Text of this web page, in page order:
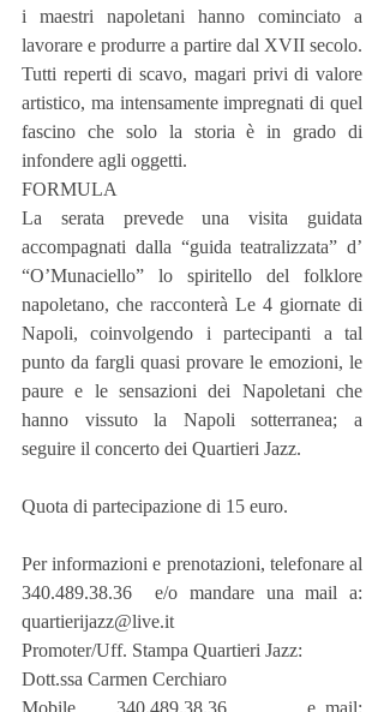
i maestri napoletani hanno cominciato a
lavorare e produrre a partire dal XVII secolo.
Tutti reperti di scavo, magari privi di valore
artistico, ma intensamente impregnati di quel
fascino che solo la storia è in grado di
infondere agli oggetti.
FORMULA
La serata prevede una visita guidata
accompagnati dalla “guida teatralizzata” d’
“O’Munaciello” lo spiritello del folklore
napoletano, che racconterà Le 4 giornate di
Napoli, coinvolgendo i partecipanti a tal
punto da fargli quasi provare le emozioni, le
paure e le sensazioni dei Napoletani che
hanno vissuto la Napoli sotterranea; a
seguire il concerto dei Quartieri Jazz.
Quota di partecipazione di 15 euro.
Per informazioni e prenotazioni, telefonare al
340.489.38.36  e/o mandare una mail a:
quartierijazz@live.it
Promoter/Uff. Stampa Quartieri Jazz:
Dott.ssa Carmen Cerchiaro